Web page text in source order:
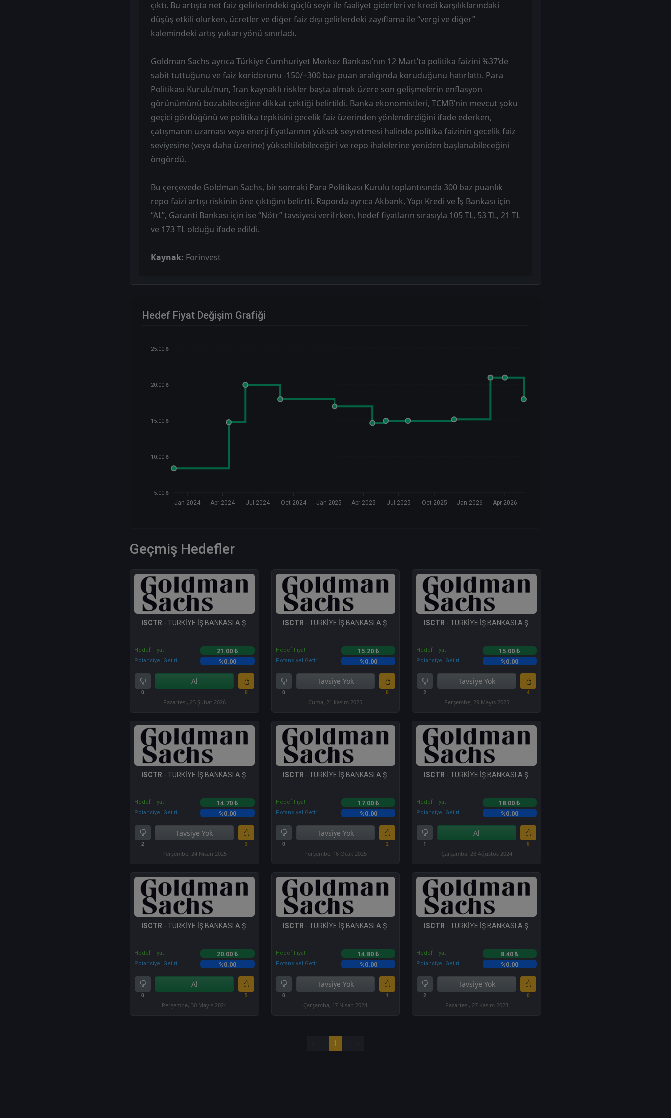
çıktı. Bu artışta net faiz gelirlerindeki güçlü seyir ile faaliyet giderleri ve kredi karşılıklarındaki
düşüş etkili olurken, ücretler ve diğer faiz dışı gelirlerdeki zayıflama ile “vergi ve diğer”
kalemindeki artış yukarı yönü sınırladı.
Goldman Sachs ayrıca Türkiye Cumhuriyet Merkez Bankası’nın 12 Mart’ta politika faizini %37’de
sabit tuttuğunu ve faiz koridorunu -150/+300 baz puan aralığında koruduğunu hatırlattı. Para
Politikası Kurulu’nun, İran kaynaklı riskler başta olmak üzere son gelişmelerin enflasyon
görünümünü bozabileceğine dikkat çektiği belirtildi. Banka ekonomistleri, TCMB’nin mevcut şoku
geçici gördüğünü ve politika tepkisini gecelik faiz üzerinden yönlendirdiğini ifade ederken,
çatışmanın uzaması veya enerji fiyatlarının yüksek seyretmesi halinde politika faizinin gecelik faiz
seviyesine (veya daha üzerine) yükseltilebileceğini ve repo ihalelerine yeniden başlanabileceğini
öngördü.
Bu çerçevede Goldman Sachs, bir sonraki Para Politikası Kurulu toplantısında 300 baz puanlık
repo faizi artışı riskinin öne çıktığını belirtti. Raporda ayrıca Akbank, Yapı Kredi ve İş Bankası için
“AL”, Garanti Bankası için ise “Nötr” tavsiyesi verilirken, hedef fiyatların sırasıyla 105 TL, 53 TL, 21 TL
ve 173 TL olduğu ifade edildi.
Kaynak: Forinvest
Hedef Fiyat Değişim Grafiği
25.00 ₺
20.00 ₺
15.00 ₺
10.00 ₺
5.00 ₺
Jan 2024 Apr 2024 Jul 2024 Oct 2024 Jan 2025 Apr 2025 Jul 2025 Oct 2025 Jan 2026 Apr 2026
Geçmiş Hedefler
ISCTR - TÜRKİYE İŞ BANKASI A.Ş.
Hedef Fiyat 21.00 ₺
Potansiyel Getiri %0.00
0
Al
0
Pazartesi, 23 Şubat 2026
ISCTR - TÜRKİYE İŞ BANKASI A.Ş.
Hedef Fiyat 15.20 ₺
Potansiyel Getiri %0.00
0
Tavsiye Yok
0
Cuma, 21 Kasım 2025
ISCTR - TÜRKİYE İŞ BANKASI A.Ş.
Hedef Fiyat 15.00 ₺
Potansiyel Getiri %0.00
2
Tavsiye Yok
4
Perşembe, 29 Mayıs 2025
ISCTR - TÜRKİYE İŞ BANKASI A.Ş.
Hedef Fiyat 14.70 ₺
Potansiyel Getiri %0.00
2
Tavsiye Yok
3
Perşembe, 24 Nisan 2025
ISCTR - TÜRKİYE İŞ BANKASI A.Ş.
Hedef Fiyat 17.00 ₺
Potansiyel Getiri %0.00
0
Tavsiye Yok
2
Perşembe, 16 Ocak 2025
ISCTR - TÜRKİYE İŞ BANKASI A.Ş.
Hedef Fiyat 18.00 ₺
Potansiyel Getiri %0.00
1
Al
6
Çarşamba, 28 Ağustos 2024
ISCTR - TÜRKİYE İŞ BANKASI A.Ş.
Hedef Fiyat 20.00 ₺
Potansiyel Getiri %0.00
0
Al
5
Perşembe, 30 Mayıs 2024
ISCTR - TÜRKİYE İŞ BANKASI A.Ş.
Hedef Fiyat 14.80 ₺
Potansiyel Getiri %0.00
0
Tavsiye Yok
1
Çarşamba, 17 Nisan 2024
ISCTR - TÜRKİYE İŞ BANKASI A.Ş.
Hedef Fiyat 8.40 ₺
Potansiyel Getiri %0.00
2
Tavsiye Yok
0
Pazartesi, 27 Kasım 2023
1